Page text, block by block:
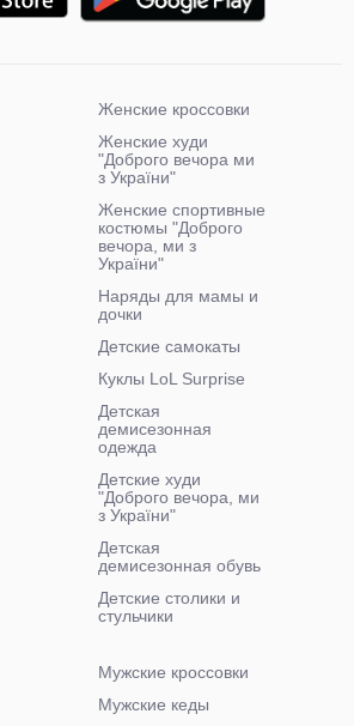
Женские кроссовки
Женские худи
"Доброго вечора ми
з України"
Женские спортивные
костюмы "Доброго
вечора, ми з
України"
Наряды для мамы и
дочки
Детские самокаты
Куклы LoL Surprise
Детская
демисезонная
одежда
Детские худи
"Доброго вечора, ми
з України"
Детская
демисезонная обувь
Детские столики и
стульчики
Мужские кроссовки
Мужские кеды